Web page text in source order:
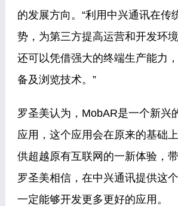
的发展方向。“利用中兴通讯在传
势，为第三方提高运营和开发环
还可以凭借强大的终端生产能力
备及浏览技术。”
罗圣美认为，MobAR是一个新兴
应用，这个应用会在原来的基础
供超越原有互联网的一新体验，带
罗圣美相信，在中兴通讯提供这
一定能够开发更多更好的应用。